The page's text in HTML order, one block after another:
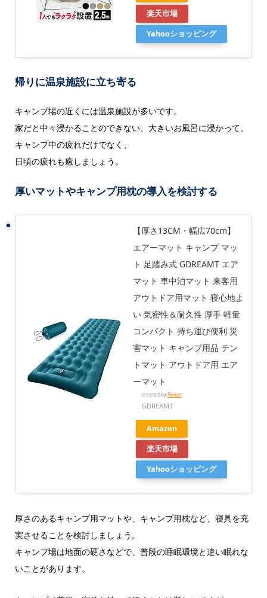
楽天市場
Yahooショッピング
帰りに温泉施設に立ち寄る
キャンプ場の近くには温泉施設が多いです。
家だと中々浸かることのできない、大きいお風呂に浸かって、
キャンプ中の疲れだけでなく、
日頃の疲れも癒しましょう。
厚いマットやキャンプ用枕の導入を検討する
【厚さ13CM・幅広70cm】
エアーマット キャンプ マッ
ト 足踏み式 GDREAMT エア
マット 車中泊マット 来客用
アウトドア用マット 寝心地よ
い 気密性＆耐久性 厚手 軽量
コンパクト 持ち運び便利 災
害マット キャンプ用品 テン
トマット アウトドア用 エア
ーマット
created by Rinker
GDREAMT
Amazon
楽天市場
Yahooショッピング
厚さのあるキャンプ用マットや、キャンプ用枕など、寝具を充
実させることを検討しましょう。
キャンプ場は地面の硬さなどで、普段の睡眠環境と違い眠れな
いことがあります。